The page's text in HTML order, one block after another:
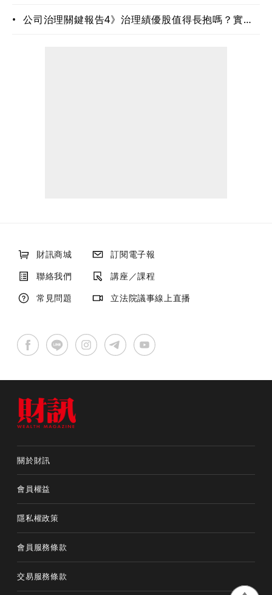
• 公司治理關鍵報告4》治理績優股值得長抱嗎？實績
財訊商城
訂閱電子報
聯絡我們
講座／課程
常見問題
立法院議事線上直播
關於財訊
會員權益
隱私權政策
會員服務條款
交易服務條款